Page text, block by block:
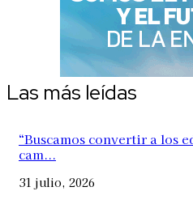
Las más leídas
“Buscamos convertir a los
cam...
31 julio, 2026